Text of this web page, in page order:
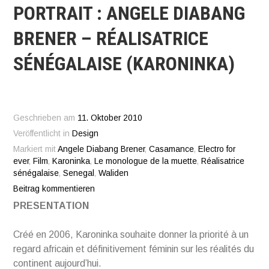
PORTRAIT : ANGELE DIABANG
BRENER – RÉALISATRICE
SÉNÉGALAISE (KARONINKA)
Geschrieben am 11. Oktober 2010
Veröffentlicht in Design
Markiert mitAngele Diabang Brener,Casamance, Electro for
ever, Film, Karoninka, Le monologue de la muette, Réalisatrice
sénégalaise,Senegal ,Waliden
Beitrag kommentieren
PRESENTATION
Créé en 2006, Karoninka souhaite donner la priorité à un
regard africain et définitivement féminin sur les réalités du
continent aujourd’hui.